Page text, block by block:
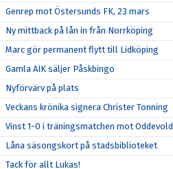
Genrep mot Östersunds FK, 23 mars
Ny mittback på lån in från Norrköping
Marc gör permanent flytt till Lidköping
Gamla AIK säljer Påskbingo
Nyförvärv på plats
Veckans krönika signera Christer Tonning
Vinst 1-0 i träningsmatchen mot Oddevold
Låna säsongskort på stadsbiblioteket
Tack för allt Lukas!